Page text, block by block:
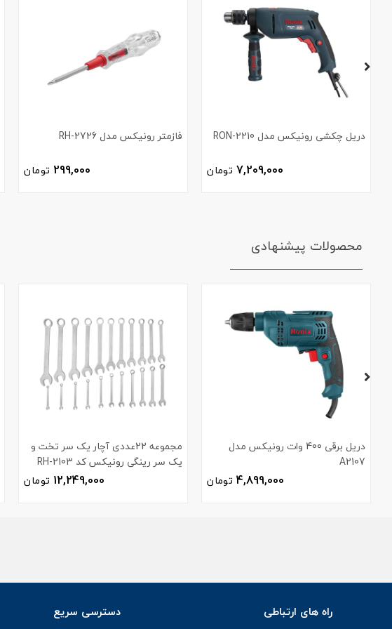
دریل چکشی رونیکس مدل RON-2210
7,209,000 تومان
فازمتر رونیکس مدل RH-2726
299,000 تومان
محصولات پیشنهادی
دریل برقی 400 وات رونیکس مدل
A2107
4,899,000 تومان
مجموعه 22عددی آچار یک سر تخت و
یک سر رینگی رونیکس کد RH-2103
12,249,000 تومان
راه های ارتباطی
دسترسی سریع